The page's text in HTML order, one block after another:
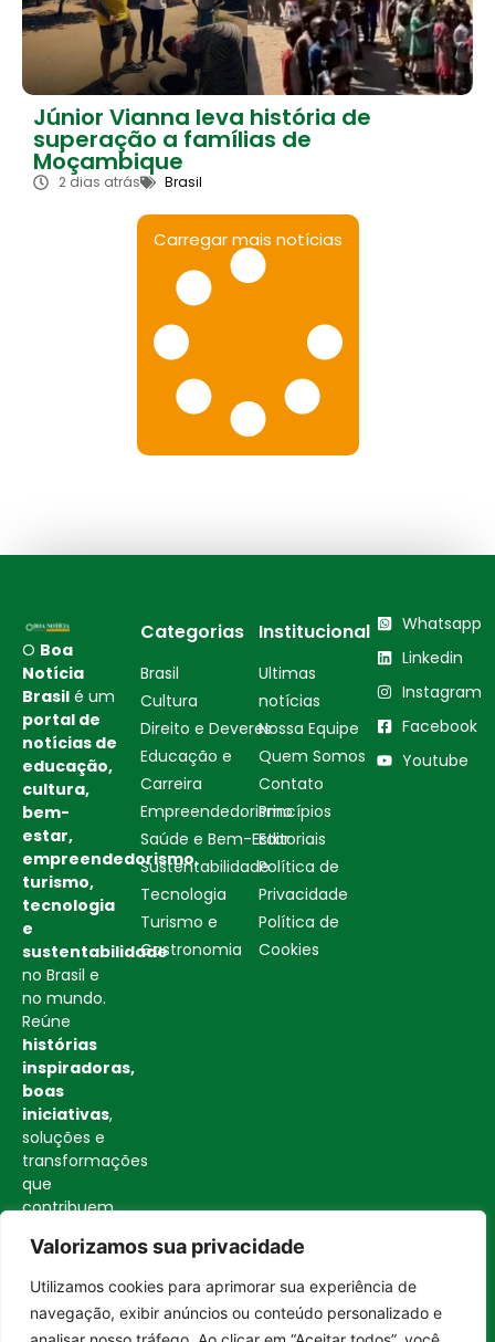
Valorizamos sua privacidade
Utilizamos cookies para aprimorar sua experiência de
navegação, exibir anúncios ou conteúdo personalizado e
Júnior Vianna leva história de
superação a famílias de
Moçambique
2 dias atrás Brasil
Carregar mais notícias
O Boa
Notícia
Brasil é um
portal de
notícias de
educação,
cultura,
bem-
estar,
empreendedorismo,
turismo,
tecnologia
e
sustentabilidade
no Brasil e
no mundo.
Reúne
histórias
inspiradoras,
boas
iniciativas,
soluções e
transformações
que
contribuem
sociedade
mais
consciente
e
Categorias
Brasil
Cultura
Direito e Deveres
Educação e
Carreira
Empreendedorismo
Saúde e Bem-Estar
Sustentabilidade
Tecnologia
Turismo e
Gastronomia
Institucional
Ultimas
notícias
Nossa Equipe
Quem Somos
Contato
Princípios
Editoriais
Política de
Privacidade
Política de
Cookies
Whatsapp
Linkedin
Instagram
Facebook
Youtube